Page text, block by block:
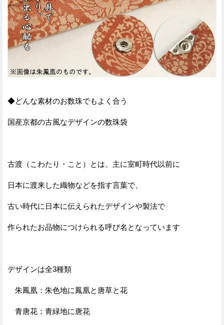
◆どんな素材のお数珠でもよく合う
国産京都の古風なデザインの数珠袋
古渡（こわたり・こと）とは、主に室町時代以前に
日本に渡来した織物などを指す言葉で、
古い時代に日本に伝えられたデザインや製法で
作られたお品物につけられる呼び名となっています
デザインは全3種類
朱鳳凰：朱色地に鳳凰と唐草と花
青唐花：青緑地に唐花